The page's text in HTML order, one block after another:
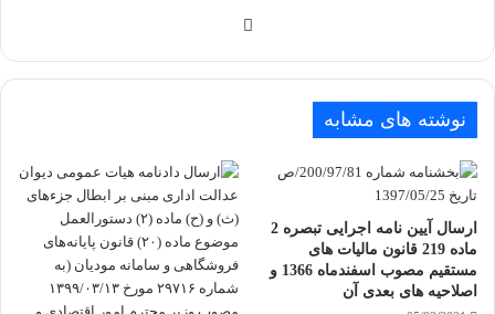
نوشته های مشابه
ارسال آیین نامه اجرایی تبصره 2
ماده 219 قانون مالیات های
مستقیم مصوب اسفندماه 1366 و
اصلاحیه های بعدی آن